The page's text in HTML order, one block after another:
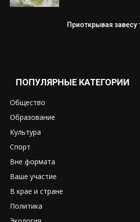
Приоткрывая завесу
ПОПУЛЯРНЫЕ КАТЕГОРИИ
Общество
Образование
Культура
Спорт
Вне формата
Ваше участие
В крае и стране
Политика